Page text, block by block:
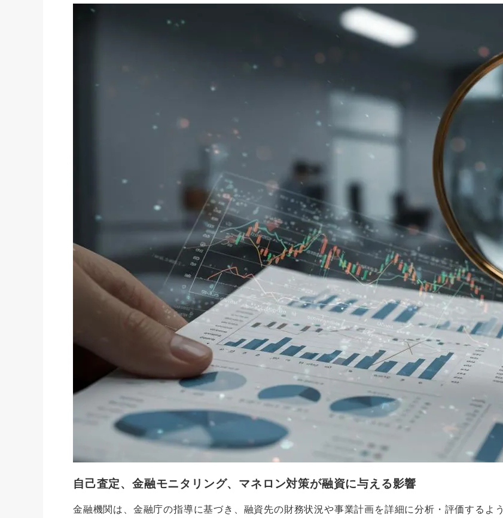
自己査定、金融モニタリング、マネロン対策が融資に与える影響
金融機関は、金融庁の指導に基づき、融資先の財務状況や事業計画を詳細に分析・評価するよう